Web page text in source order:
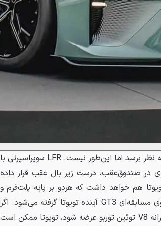
از دور شاید این مدل شبیه یک خودروی الکتریکی به نظر برسد اما این‌طور نیست. LFR سوپراسپرتی با
در صندوق‌عقب، درست زیر بال عقب قرار داده
هم خواهد داشت که هردو بر پایه پلت‌فرم و
قوای محرکه مشترکی ساخته می‌شوند که از خودروی مسابقه‌ای GT3 آینده تویوتا گرفته می‌شود. اگر
شایعات درباره لکسوس LFR درست باشد و با پیشرانه V8 توئین توربو عرضه شود، تویوتا ممکن است